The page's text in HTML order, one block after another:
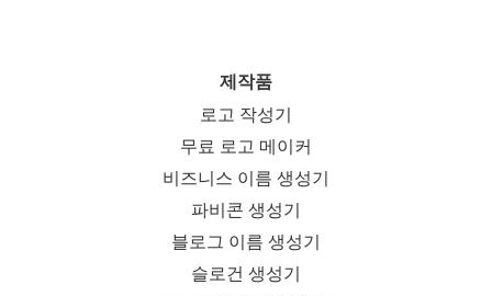
제작품
로고 작성기
무료 로고 메이커
비즈니스 이름 생성기
파비콘 생성기
블로그 이름 생성기
슬로건 생성기